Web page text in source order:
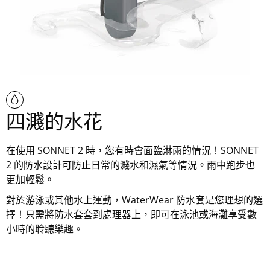
四濺的水花
在使用 SONNET 2 時，您有時會面臨淋雨的情況！SONNET
2 的防水設計可防止日常的濺水和濕氣等情況。雨中跑步也
更加輕鬆。
對於游泳或其他水上運動，WaterWear 防水套是您理想的選
擇！只需將防水套套到處理器上，即可在泳池或海灘享受數
小時的聆聽樂趣。